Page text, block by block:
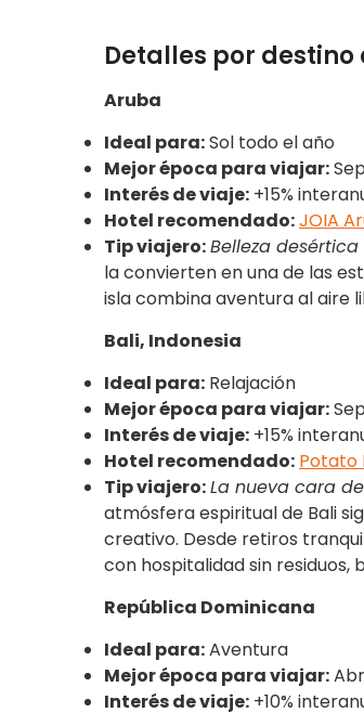
Detalles por destino
Aruba
Ideal para:Sol todo el año
Mejor época para viajar:
Interés de viaje: +15%
Hotel recomendado:JOIA
Tip viajero:Belleza
la convierten en una de las
isla combina aventura al aire
Bali, Indonesia
Ideal para: Relajación
Mejor época para viajar:
Interés de viaje: +15%
Hotel recomendado: Potato
Tip viajero:La nueva cara
atmósfera espiritual de Bali
creativo. Desde retiros
con hospitalidad sin residuos,
República Dominicana
Ideal para:Aventura
Mejor época para viajar:
Interés de viaje: +10%